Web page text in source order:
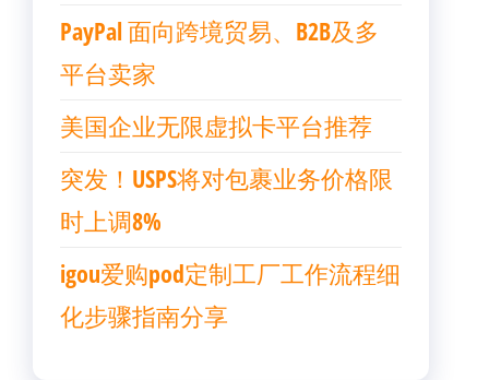
PayPal 面向跨境贸易、B2B及多
平台卖家
美国企业无限虚拟卡平台推荐
突发！USPS将对包裹业务价格限
时上调8%
igou爱购pod定制工厂工作流程细
化步骤指南分享